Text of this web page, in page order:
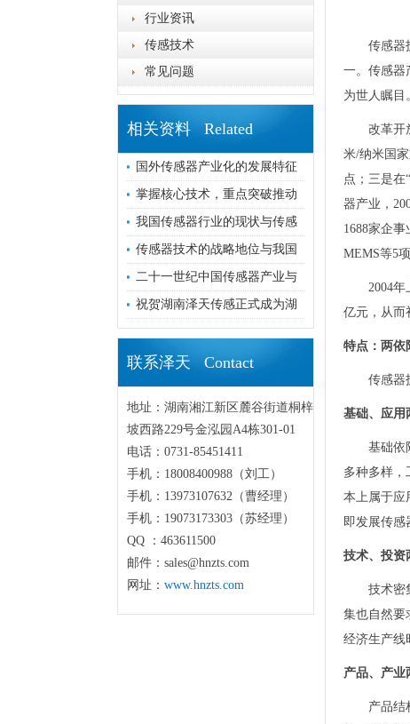
行业资讯
传感技术
常见问题
相关资料 Related
国外传感器产业化的发展特征
掌握核心技术，重点突破推动
我国传感器行业的现状与传感
传感器技术的战略地位与我国
二十一世纪中国传感器产业与
祝贺湖南泽天传感正式成为湖
联系泽天 Contact
地址：湖南湘江新区麓谷街道桐梓
坡西路229号金泓园A4栋301-01
电话：0731-85451411
手机：18008400988（刘工）
手机：13973107632（曹经理）
手机：19073173303（苏经理）
QQ ：463611500
邮件：sales@hnzts.com
网址： www.hnzts.com
传感器
一。传感器
为世人瞩目
改革开
米/纳米国
点；三是在
器产业，
1688家企
MEMS等5
2004
亿元，从而
特点：两依
传感器
基础、应用
基础依
多种多样，
本上属于应
即发展传感
技术、投资
技术密
集也自然要
经济生产线
产品、产业
产品结